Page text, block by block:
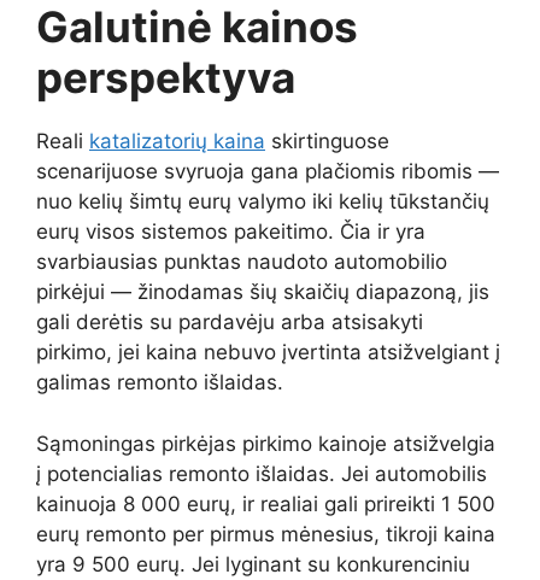
Galutinė kainos
perspektyva
Reali katalizatorių kaina skirtinguose
scenarijuose svyruoja gana plačiomis ribomis —
nuo kelių šimtų eurų valymo iki kelių tūkstančių
eurų visos sistemos pakeitimo. Čia ir yra
svarbiausias punktas naudoto automobilio
pirkėjui — žinodamas šių skaičių diapazoną, jis
gali derėtis su pardavėju arba atsisakyti
pirkimo, jei kaina nebuvo įvertinta atsižvelgiant į
galimas remonto išlaidas.
Sąmoningas pirkėjas pirkimo kainoje atsižvelgia
į potencialias remonto išlaidas. Jei automobilis
kainuoja 8 000 eurų, ir realiai gali prireikti 1 500
eurų remonto per pirmus mėnesius, tikroji kaina
yra 9 500 eurų. Jei lyginant su konkurenciniu